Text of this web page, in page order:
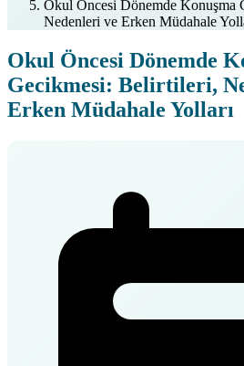
Okul Öncesi Dönemde Konuşma
Nedenleri ve Erken Müdahale
Okul Öncesi Dönemde
Gecikmesi: Belirtileri,
Erken Müdahale Yolları